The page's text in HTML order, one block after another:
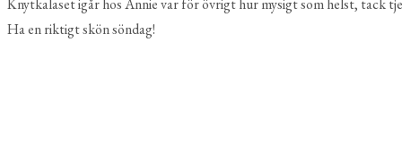
Knytkalaset igår hos Annie var för övrigt hur mysigt som helst, tack
Ha en riktigt skön söndag!